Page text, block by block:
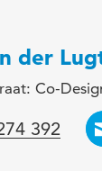
der
Co-
392